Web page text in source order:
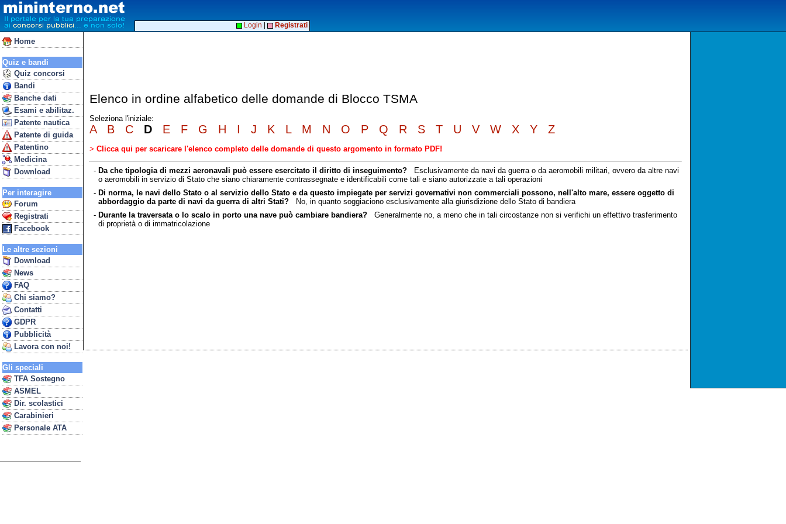
Home
Quiz e bandi
Quiz concorsi
Bandi
Banche dati
Esami e abilitaz.
Patente nautica
Patente di guida
Patentino
Medicina
Download
Per interagire
Forum
Registrati
Facebook
Le altre sezioni
Download
News
FAQ
Chi siamo?
Contatti
GDPR
Pubblicità
Lavora con noi!
Gli speciali
TFA Sostegno
ASMEL
Dir. scolastici
Carabinieri
Personale ATA
Login Registrati
Elenco in ordine alfabetico delle domande di Blocco TSMA
Seleziona l'iniziale:
A B C D E F G H I J K L M N O P Q R S T U V W X Y Z
> Clicca qui per scaricare l'elenco completo delle domande di questo argomento in formato PDF!
- Da che tipologia di mezzi aeronavali può essere esercitato il diritto di inseguimento?Esclusivamente da navi da guerra o da aeromobili militari, ovvero da altre navi
o aeromobili in servizio di Stato che siano chiaramente contrassegnate e identificabili come tali e siano autorizzate a tali operazioni
- Di norma, le navi dello Stato o al servizio dello Stato e da questo impiegate per servizi governativi non commerciali possono, nell'alto mare, essere oggetto di
abbordaggio da parte di navi da guerra di altri Stati?No, in quanto soggiaciono esclusivamente alla giurisdizione dello Stato di bandiera
- Durante la traversata o lo scalo in porto una nave può cambiare bandiera?Generalmente no, a meno che in tali circostanze non si verifichi un effettivo trasferimento
di proprietà o di immatricolazione